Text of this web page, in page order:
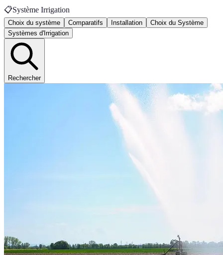
📋Système Irrigation
Choix du système Comparatifs Installation
Choix du Système
Systèmes d'Irrigation
Rechercher